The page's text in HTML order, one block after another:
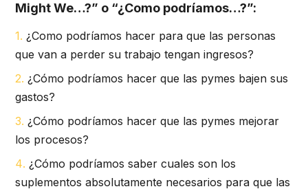
Might We…?” o “¿Como podríamos…?”:
¿Como podríamos hacer para que las personas
que van a perder su trabajo tengan ingresos?
¿Cómo podríamos hacer que las pymes bajen sus
gastos?
¿Cómo podríamos hacer que las pymes mejorar
los procesos?
¿Cómo podríamos saber cuales son los
suplementos absolutamente necesarios para que las